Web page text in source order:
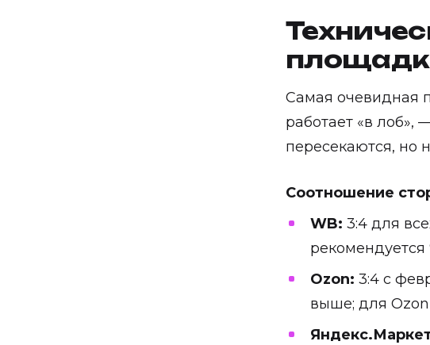
Самая очевидная
работает «в лоб»,
пересекаются, но
Соотношение
WB: 3:4 для
рекомендуется
Ozon: 3:4 с
выше; для Ozon